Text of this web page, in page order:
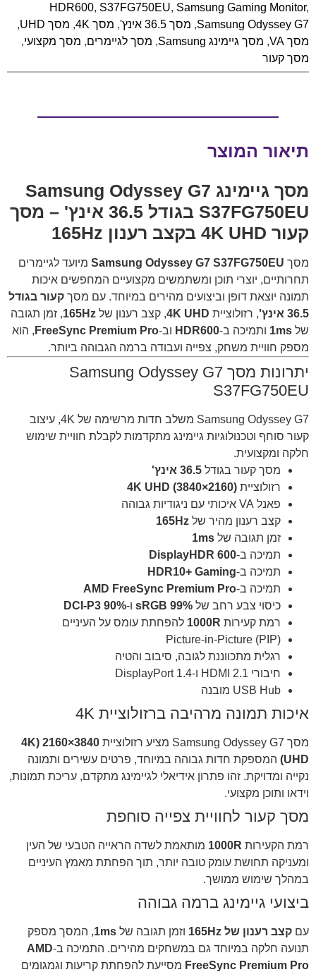
HDR600, S37FG750EU, Samsung Gaming Monitor,
Samsung Odyssey G7
, מסך 36.5 אינץ' , מסך 4K , מסך UHD
,
מסך VA
, מסך גיימינג Samsung , מסך לגיימרים, מסך מקצועי,
מסך קעור
תיאור המוצר
מסך גיימינג Samsung Odyssey G7
S37FG750EU בגודל 36.5 אינץ' – מסך
קעור 4K UHD בקצב רענון 165Hz
מסך Samsung Odyssey G7 S37FG750EU מיועד לגיימרים
תחרותיים, יוצרי תוכן ומשתמשים מקצועיים המחפשים איכות
תמונה יוצאת דופן וביצועים מהירים במיוחד. עם מסך קעור בגודל
36.5 אינץ'
, רזולוציית 4K UHD, קצב רענון של 165Hz, זמן תגובה
של 1ms ותמיכה ב-HDR600 וב-FreeSync Premium Pro , הוא
מספק חוויית משחק, צפייה ועבודה ברמה הגבוהה ביותר.
יתרונות מסך Samsung Odyssey G7
S37FG750EU
Samsung Odyssey G7 משלב חדות מרשימה של 4K, עיצוב
קעור סוחף וטכנולוגיות גיימינג מתקדמות לקבלת חוויית שימוש
חלקה ומקצועית.
מסך קעור בגודל 36.5 אינץ'
רזולוציית 4K UHD (3840×2160)
פאנל VA איכותי עם ניגודיות גבוהה
קצב רענון מהיר של 165Hz
זמן תגובה של 1ms
תמיכה ב-DisplayHDR 600
תמיכה ב-HDR10+ Gaming
תמיכה ב-AMD FreeSync Premium Pro
כיסוי צבע רחב של 99% sRGB ו-90% DCI-P3
רמת קעירות 1000R להפחתת עומס על העיניים
Picture-in-Picture (PIP)
רגלית מתכווננת לגובה, סיבוב והטיה
חיבורי HDMI 2.1 ו-DisplayPort 1.4
USB Hub מובנה
איכות תמונה מרהיבה ברזולוציית 4K
מסך Samsung Odyssey G7 מציע רזולוציית
3840×2160 (4K
UHD)
המספקת חדות גבוהה במיוחד, פרטים עשירים ותמונה
נקייה ומדויקת. זהו פתרון אידיאלי לגיימינג מתקדם, עריכת תמונות,
וידאו ותוכן מקצועי.
מסך קעור לחוויית צפייה סוחפת
רמת הקעירות 1000R מותאמת לשדה הראייה הטבעי של העין
ומעניקה תחושת עומק טובה יותר, תוך הפחתת מאמץ העיניים
במהלך שימוש ממושך.
ביצועי גיימינג ברמה גבוהה
עם קצב רענון של 165Hz וזמן תגובה של 1ms, המסך מספק
תנועה חלקה במיוחד גם במשחקים מהירים. התמיכה ב-AMD
FreeSync Premium Pro מסייעת להפחתת קריעות וגמגומים